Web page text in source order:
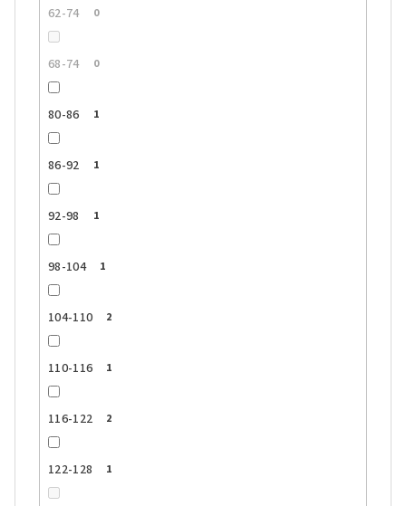
62-74 0
68-74 0
80-86 1
86-92 1
92-98 1
98-104 1
104-110 2
110-116 1
116-122 2
122-128 1